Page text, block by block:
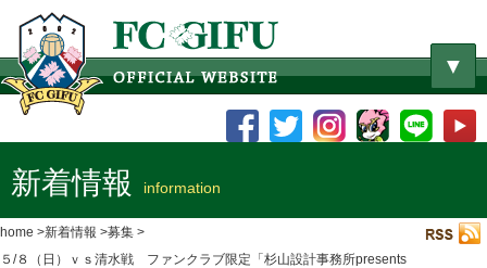
▼
新着情報 information
home 新着情報
募集
５/８（日）ｖｓ清水戦 ファンクラブ限定「杉山設計事務所presents